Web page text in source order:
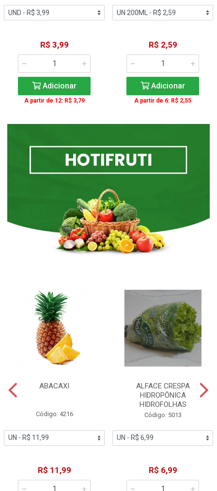
R$ 3,99
Adicionar
A partir de 12: R$ 3,79
R$ 2,59
Adicionar
A partir de 6: R$ 2,55
ABACAXI
Código: 4216
R$ 11,99
ALFACE CRESPA
HIDROPÔNICA
HIDROFOLHAS
Código: 5013
R$ 6,99